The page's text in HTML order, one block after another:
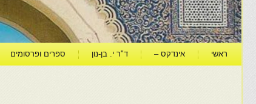
ראשי אינדקס – ד"ר י. בן-נון ספרים ופרסומים